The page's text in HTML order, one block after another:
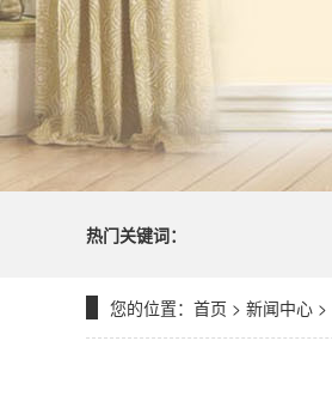
热门关键词：
您的位置： 首页 > 新闻中心 >